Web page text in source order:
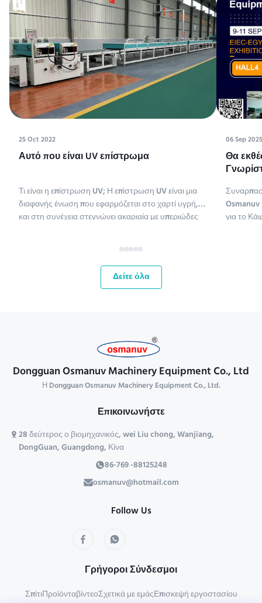
25 Oct 2022
Αυτό που είναι UV επίστρωμα
Τι είναι η επίστρωση UV; Η επίστρωση UV είναι μια
διαφανής ένωση που εφαρμόζεται στο χαρτί υγρή,
και στη συνέχεια στεγνώνει ακαριαία με υπεριώδες
επίστρωσης υπεριώδους ακτινοβολίας).
Χρησιμοποιούνται διάφοροι τύποι ενώσεων για την
επίστρωση χαρτιού. Οι χημ...
06 Sep 2025
Θα
Tissue
για το
Δείτε όλα
Dongguan Osmanuv Machinery Equipment Co., Ltd
Η Dongguan Osmanuv Machinery Equipment Co., Ltd.
Επικοινωνήστε
28 δεύτερος ο βιομηχανικός, wei Liu chong, Wanjiang,
DongGuan, Guangdong, Κίνα
86-769 -88125248
osmanuv@hotmail.com
Follow Us
Γρήγοροι Σύνδεσμοι
ΣπίτιΠροϊόνταβίντεοΣχετικά με εμάςΕπισκεψή εργοστασίου